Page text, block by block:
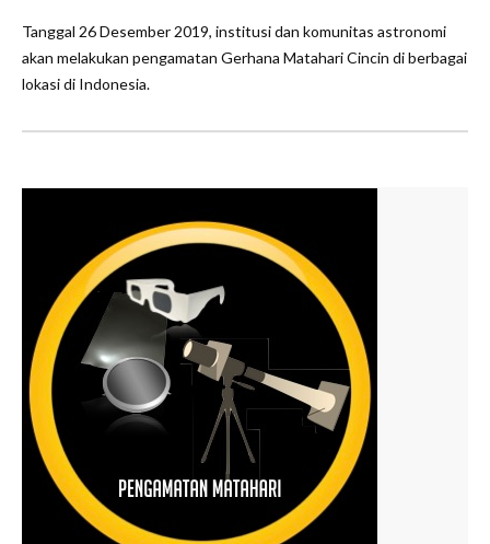
Tanggal 26 Desember 2019, institusi dan komunitas astronomi
akan melakukan pengamatan Gerhana Matahari Cincin di berbagai
lokasi di Indonesia.